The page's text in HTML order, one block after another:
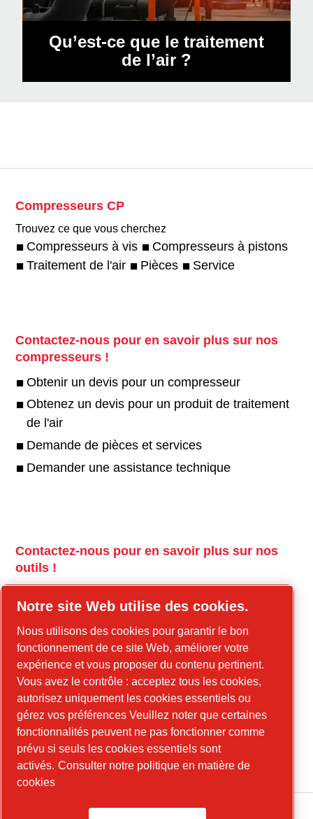
Qu’est-ce que le traitement
de l’air ?
Compresseurs CP
Trouvez ce que vous cherchez
Compresseurs à vis
Compresseurs à pistons
Traitement de l'air
Pièces Service
Contactez-nous pour en savoir plus sur nos
compresseurs !
Obtenir un devis pour un compresseur
Obtenez un devis pour un produit de traitement
de l'air
Demande de pièces et services
Demander une assistance technique
Contactez-nous pour en savoir plus sur nos
outils !
Contactez-nous pour en savoir plus sur nos
équipements de construction et l'énergie
mobile !
power-technique.cp.com
LinkedIn
YouTube
Notre site Web utilise des cookies.
Nous utilisons des cookies pour garantir le bon
fonctionnement de ce site Web, améliorer votre
expérience et vous proposer du contenu pertinent.
Vous avez le contrôle : acceptez tous les cookies,
autorisez uniquement les cookies essentiels ou
gérez vos préférences Veuillez noter que certaines
fonctionnalités peuvent ne pas fonctionner comme
prévu si seuls les cookies essentiels sont
activés. Consulter notre politique en matière de
cookies